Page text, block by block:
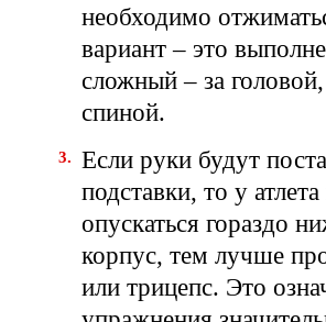
необходимо
вариант – это
сложный – за
спиной.
Если руки будут
подставки, то у
опускаться гораздо
корпус, тем лучше
или трицепс. Это